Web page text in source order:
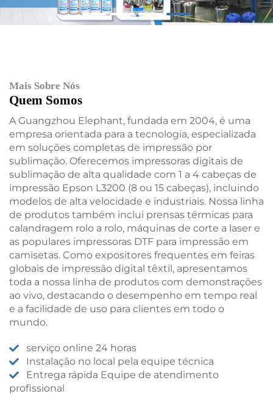
Mais Sobre Nós
Quem Somos
A Guangzhou Elephant, fundada em 2004, é uma
empresa orientada para a tecnologia, especializada
em soluções completas de impressão por
sublimação. Oferecemos impressoras digitais de
sublimação de alta qualidade com 1 a 4 cabeças de
impressão Epson L3200 (8 ou 15 cabeças), incluindo
modelos de alta velocidade e industriais. Nossa linha
de produtos também inclui prensas térmicas para
calandragem rolo a rolo, máquinas de corte a laser e
as populares impressoras DTF para impressão em
camisetas. Como expositores frequentes em feiras
globais de impressão digital têxtil, apresentamos
toda a nossa linha de produtos com demonstrações
ao vivo, destacando o desempenho em tempo real
e a facilidade de uso para clientes em todo o
mundo.
serviço online 24 horas
Instalação no local pela equipe técnica
Entrega rápida Equipe de atendimento
profissional